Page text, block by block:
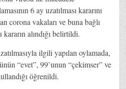
6 ay uzatılması kararını
corona vakaları ve buna bağlı
alındığı belirtildi.
ilgili yapılan oylamada,
“evet”, 99’unun “çekimser” ve
öğrenildi.